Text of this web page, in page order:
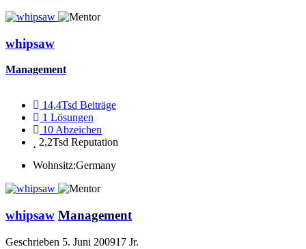
whipsaw
Management
14,4Tsd Beiträge
1 Lösungen
10 Abzeichen
2,2Tsd Reputation
Wohnsitz:Germany
whipsaw Management
Geschrieben 5. Juni 200917 Jr.